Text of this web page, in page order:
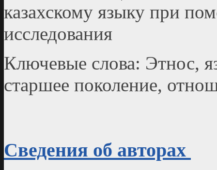
казахскому языку при
исследования
Ключевые слова: Этнос,
старшее поколение,
Сведения об авторах